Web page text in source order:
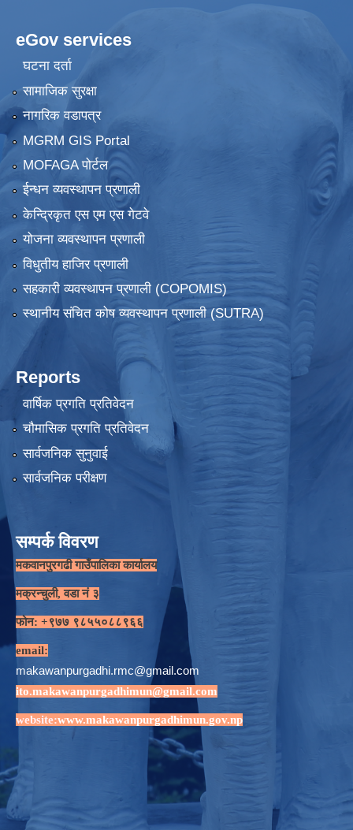
eGov services
घटना दर्ता
सामाजिक सुरक्षा
नागरिक वडापत्र
MGRM GIS Portal
MOFAGA पोर्टल
ईन्धन व्यवस्थापन प्रणाली
केन्द्रिकृत एस एम एस गेटवे
योजना व्यवस्थापन प्रणाली
विधुतीय हाजिर प्रणाली
सहकारी व्यवस्थापन प्रणाली (COPOMIS)
स्थानीय संचित कोष व्यवस्थापन प्रणाली (SUTRA)
Reports
वार्षिक प्रगति प्रतिवेदन
चौमासिक प्रगति प्रतिवेदन
सार्वजनिक सुनुवाई
सार्वजनिक परीक्षण
सम्पर्क विवरण
मकवानपुरगढी गाउँपालिका कार्यालय
मक्रन्चुली, वडा नं ३
फोन: +९७७ ९८५५०८८९६६
email:
makawanpurgadhi.rmc@gmail.com
ito.makawanpurgadhimun@gmail.com
website:www.makawanpurgadhimun.gov.np